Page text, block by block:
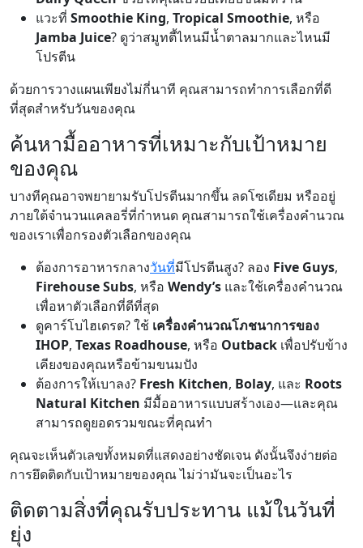
แวะที่ Smoothie King, Tropical Smoothie, หรือ
Jamba Juice? ดูว่าสมูทตี้ไหนมีน้ำตาลมากและไหนมี
โปรตีน
ด้วยการวางแผนเพียงไม่กี่นาที คุณสามารถทำการเลือกที่ดี
ที่สุดสำหรับวันของคุณ
ค้นหามื้ออาหารที่เหมาะกับเป้าหมาย
ของคุณ
บางทีคุณอาจพยายามรับโปรตีนมากขึ้น ลดโซเดียม หรืออยู่
ภายใต้จำนวนแคลอรี่ที่กำหนด คุณสามารถใช้เครื่องคำนวณ
ของเราเพื่อกรองตัวเลือกของคุณ
ต้องการอาหารกลางวันที่มีโปรตีนสูง? ลอง Five Guys,
Firehouse Subs, หรือ Wendy’s และใช้เครื่องคำนวณ
เพื่อหาตัวเลือกที่ดีที่สุด
ดูคาร์โบไฮเดรต? ใช้ เครื่องคำนวณโภชนาการของ
IHOP, Texas Roadhouse, หรือ Outback เพื่อปรับข้าง
เคียงของคุณหรือข้ามขนมปัง
ต้องการให้เบาลง? Fresh Kitchen, Bolay, และ Roots
Natural Kitchen มีมื้ออาหารแบบสร้างเอง—และคุณ
สามารถดูยอดรวมขณะที่คุณทำ
คุณจะเห็นตัวเลขทั้งหมดที่แสดงอย่างชัดเจน ดังนั้นจึงง่ายต่อ
การยึดติดกับเป้าหมายของคุณ ไม่ว่ามันจะเป็นอะไร
ติดตามสิ่งที่คุณรับประทาน แม้ในวันที่
ยุ่ง